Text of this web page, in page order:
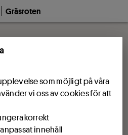
Gräsroten
som möjligt på våra
vi oss av cookies för att
korrekt
innehåll